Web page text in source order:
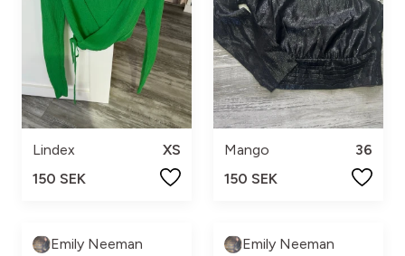
Lindex
XS
150 SEK
Mango
36
150 SEK
Emily Neeman Emily Neeman